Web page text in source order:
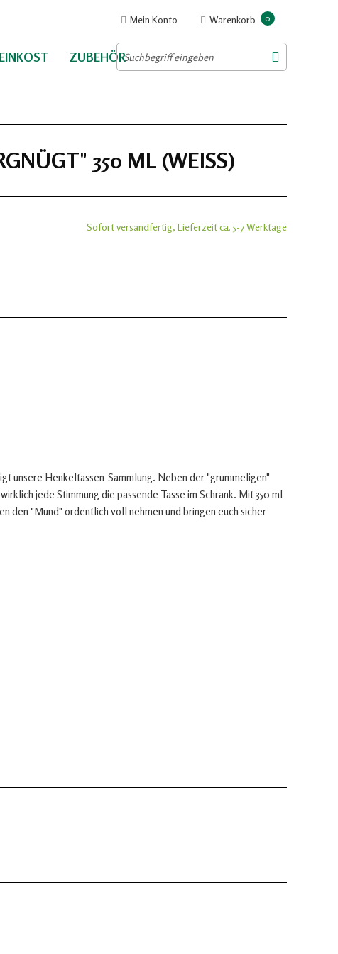
Warenkorb 0
Mein Konto
ZUBEHÖR
350 ML (WEISS)
Sofort versandfertig, Lieferzeit ca. 5-7 Werktage
unsere Henkeltassen-Sammlung. Neben der "grummeligen"
jede Stimmung die passende Tasse im Schrank. Mit 350 ml
den "Mund" ordentlich voll nehmen und bringen euch sicher